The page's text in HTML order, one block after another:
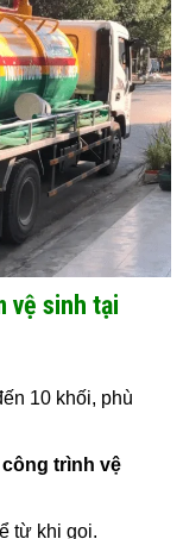
vệ sinh tại
10 khối, phù
trình vệ
từ khi gọi.